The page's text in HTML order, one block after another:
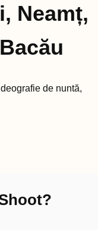
Neamț,
de nuntă,